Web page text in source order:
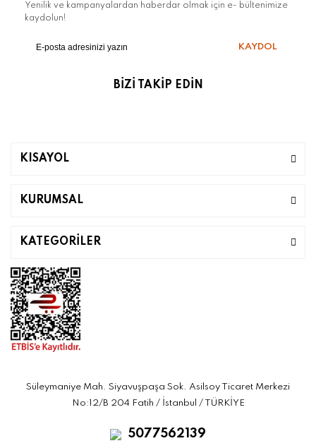
Yenilik ve kampanyalardan haberdar olmak için e- bültenimize
kaydolun!
KAYDOL
BİZİ TAKİP EDİN
KISAYOL
KURUMSAL
KATEGORİLER
Süleymaniye Mah. Siyavuşpaşa Sok. Asilsoy Ticaret Merkezi
No:12/B 204 Fatih / İstanbul / TÜRKİYE
5077562139